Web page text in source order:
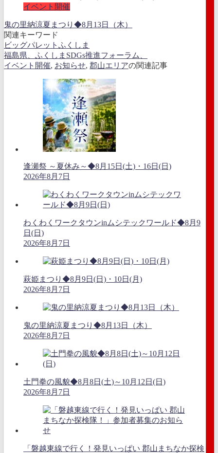
イベント開催
鬼の里納涼夏まつり◆8月13日（木）
関連キーワード
ビッグパレットふくしま
福島県、ふくしまSDGs推進フォーラム、
イベント開催, お知らせ, 郡山エリアの関連記事
逢瀬祭 ～夏休み～◆8月15日(土)・16日(日)
2026年8月7日
わくわくワークタウンinムシテックワールド◆8月9
日(日)
2026年8月7日
萩姫まつり◆8月9日(日)・10日(月)
2026年8月7日
鬼の里納涼夏まつり◆8月13日（木）
2026年8月7日
土門拳の風貌◆8月8日(土)～10月12日(日)
2026年8月7日
「磐越東線で行く！発見いっぱい 郡山まちなか探検